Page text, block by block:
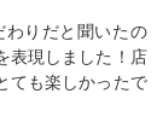
わりだと聞いたの
表現しました！店
ても楽しかったで